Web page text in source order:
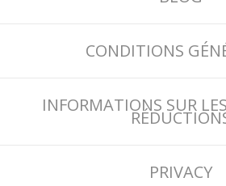
CONDITIONS
INFORMATIONS SUR
PRIVACY